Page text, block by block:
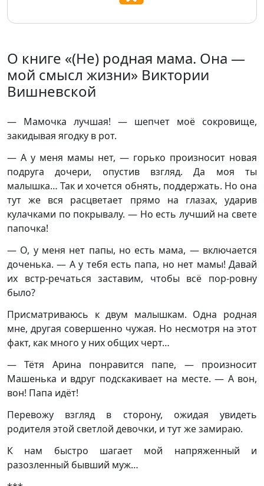
О книге «(Не) родная мама. Она —
мой смысл жизни» Виктории
Вишневской
— Мамочка лучшая! — шепчет моё сокровище,
закидывая ягодку в рот.
— А у меня мамы нет, — горько произносит новая
подруга дочери, опустив взгляд. Да моя ты
малышка… Так и хочется обнять, поддержать. Но она
тут же вся расцветает прямо на глазах, ударив
кулачками по покрывалу. — Но есть лучший на свете
папочка!
— О, у меня нет папы, но есть мама, — включается
доченька. — А у тебя есть папа, но нет мамы! Давай
их встр-речаться заставим, чтобы всё пор-ровну
было?
Присматриваюсь к двум малышкам. Одна родная
мне, другая совершенно чужая. Но несмотря на этот
факт, как много у них общих черт…
— Тётя Арина понравится папе, — произносит
Машенька и вдруг подскакивает на месте. — А вон,
вон! Папа идёт!
Перевожу взгляд в сторону, ожидая увидеть
родителя этой светлой девочки, и тут же замираю.
К нам быстро шагает мой напряженный и
разозленный бывший муж…